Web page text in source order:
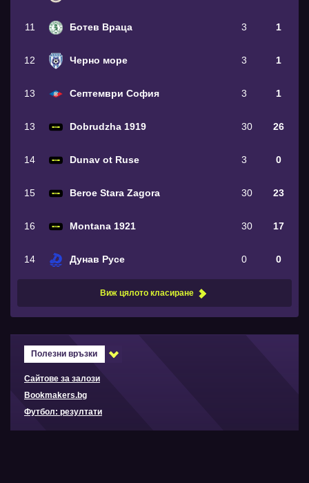
11 Ботев Враца 3 1
12 Черно море 3 1
13 Септември София 3 1
13 Dobrudzha 1919 30 26
14 Dunav ot Ruse 3 0
15 Beroe Stara Zagora 30 23
16 Montana 1921 30 17
14 Дунав Русе 0 0
Виж цялото класиране
Полезни връзки
Сайтове за залози
Bookmakers.bg
Футбол: резултати